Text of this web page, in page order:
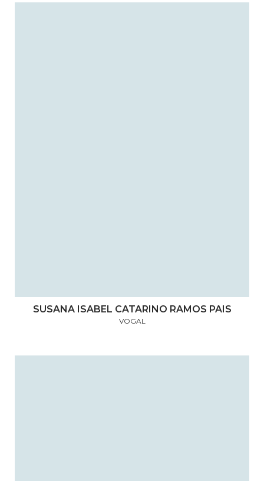
SUSANA ISABEL CATARINO RAMOS PAIS
VOGAL